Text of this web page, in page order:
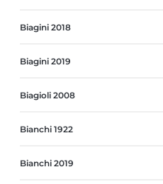
Biagini 2018
Biagini 2019
Biagioli 2008
Bianchi 1922
Bianchi 2019